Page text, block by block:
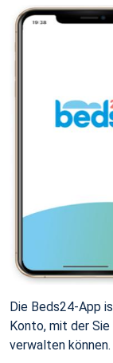
Die Beds24-App
Konto, mit der
verwalten können.